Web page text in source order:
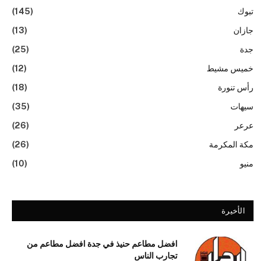
تبوك
(145)
جازان
(13)
جدة
(25)
خميس مشيط
(12)
رأس تنورة
(18)
سيهات
(35)
عرعر
(26)
مكة المكرمة
(26)
منيو
(10)
الأخيرة
افضل مطاعم حنيذ في جدة افضل مطاعم من
تجارب الناس